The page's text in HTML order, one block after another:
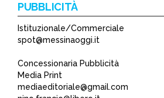
PUBBLICITÀ
Istituzionale/Commerciale
spot@messinaoggi.it
Concessionaria Pubblicità
Media Print
mediaeditoriale@gmail.com